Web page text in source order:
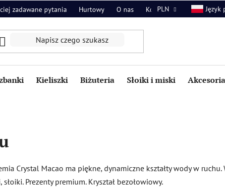
zadawane pytania Hurtowy O nas Kontakt
PLN Język
Kieliszki Biżuteria Słoiki i miski Akcesoria
Crystal Macao ma piękne, dynamiczne kształty wody w
słoiki. Prezenty premium. Kryształ bezołowiowy.